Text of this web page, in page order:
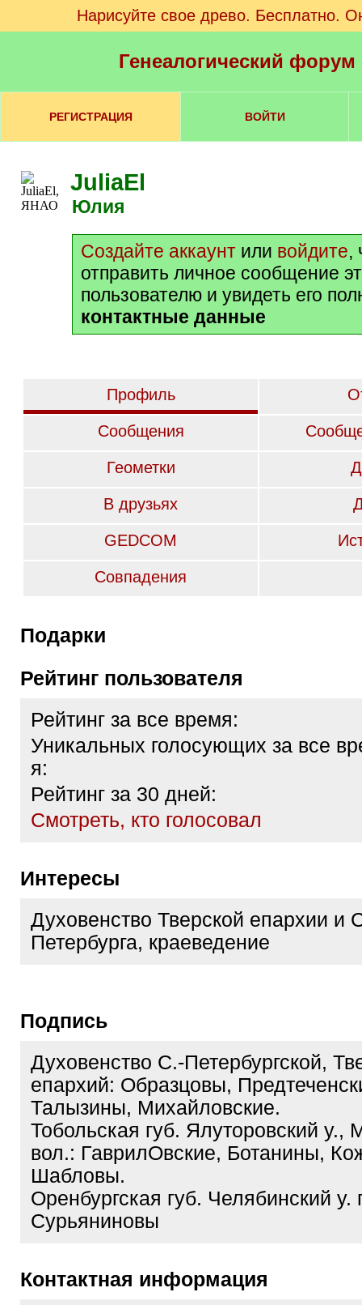
Нарисуйте свое древо. Бесплатно.
Генеалогический
РЕГИСТРАЦИЯ ВОЙТИ
JuliaEl
Юлия
Создайте аккаунт или войдите,
отправить личное сообщение
пользователю и увидеть его
контактные данные
Профиль
Сообщения
Геометки
В друзьях
GEDCOM
Совпадения
Подарки
Рейтинг пользователя
Рейтинг за все время:
Уникальных голосующих за все
я:
Рейтинг за 30 дней:
Cмотреть, кто голосовал
Интересы
Духовенство Тверской епархии и
Петербурга, краеведение
Подпись
Духовенство С.-Петербургской,
епархий: Образцовы,
Талызины, Михайловские.
Тобольская губ. Ялуторовский у.,
вол.: ГаврилОвские, Ботанины,
Шабловы.
Оренбургская губ. Челябинский у.
Сурьяниновы
Контактная информация